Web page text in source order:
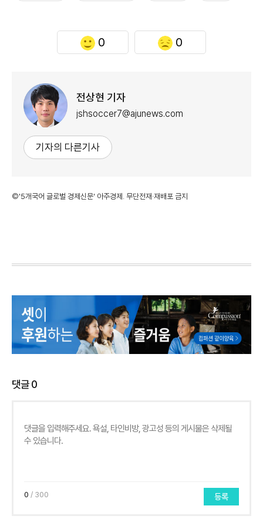
0 0
전상현 기자
jshsoccer7@ajunews.com
기자의 다른기사
©'5개국어 글로벌 경제신문' 아주경제. 무단전재·재배포 금지
댓글0
0 / 300 등록